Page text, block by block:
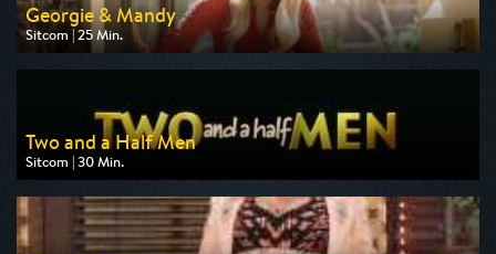
Georgie & Mandy
Sitcom | 25 Min.
Ausgestrahlt von Pro 7
am 10.08.2026, 20:15
Two and a Half Men
Sitcom | 30 Min.
Ausgestrahlt von Pro 7
am 06.08.2026, 15:05